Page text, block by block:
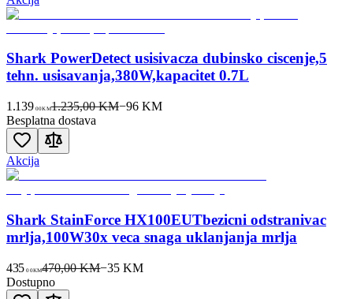
Shark PowerDetect usisivacza dubinsko ciscenje,5
tehn. usisavanja,380W,kapacitet 0.7L
1.139 00KM1.235,00 KM−96KM
Besplatna dostava
Akcija
Shark StainForce HX100EUTbezicni odstranivac
mrlja,100W30x veca snaga uklanjanja mrlja
435 00KM470,00 KM−35 KM
Dostupno